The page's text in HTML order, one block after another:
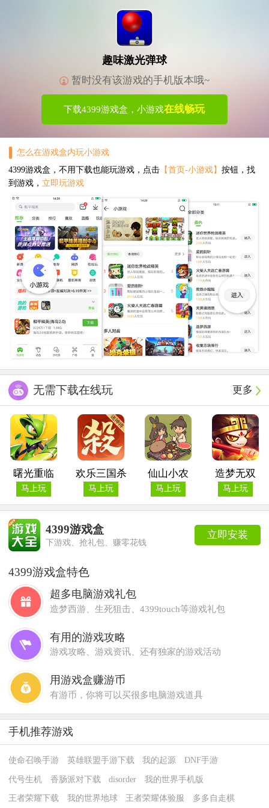
趣味激光弹球
暂时没有该游戏的手机版本哦~
下载4399游戏盒，小游戏在线畅玩
怎么在游戏盒内玩小游戏
4399游戏盒，不用下载也能玩游戏，点击【首页-小游戏】 按钮，找
到游戏， 立即玩游戏
更多
无需下载在线玩
曙光重临
马上玩
欢乐三国杀
马上玩
仙山小农
马上玩
造梦无双
马上玩
立即安装
4399游戏盒
下游戏、抢礼包、赚零花钱
4399游戏盒特色
超多电脑游戏礼包
造梦西游、生死狙击、4399touch等游戏礼包
有用的游戏攻略
游戏攻略、游戏资讯、还有独家的游戏活动
用游戏盒赚游币
有游币，你将可以买很多电脑游戏道具
手机推荐游戏
使命召唤手游 英雄联盟手游下载 我的起源 DNF手游
代号生机 香肠派对下载 disorder 我的世界手机版
王者荣耀下载 我的世界地球 王者荣耀体验服 多多自走棋